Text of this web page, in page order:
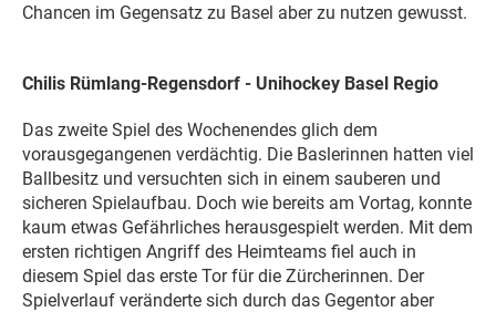
Chancen im Gegensatz zu Basel aber zu nutzen gewusst.
Chilis Rümlang-Regensdorf - Unihockey Basel Regio
Das zweite Spiel des Wochenendes glich dem
vorausgegangenen verdächtig. Die Baslerinnen hatten viel
Ballbesitz und versuchten sich in einem sauberen und
sicheren Spielaufbau. Doch wie bereits am Vortag, konnte
kaum etwas Gefährliches herausgespielt werden. Mit dem
ersten richtigen Angriff des Heimteams fiel auch in
diesem Spiel das erste Tor für die Zürcherinnen. Der
Spielverlauf veränderte sich durch das Gegentor aber